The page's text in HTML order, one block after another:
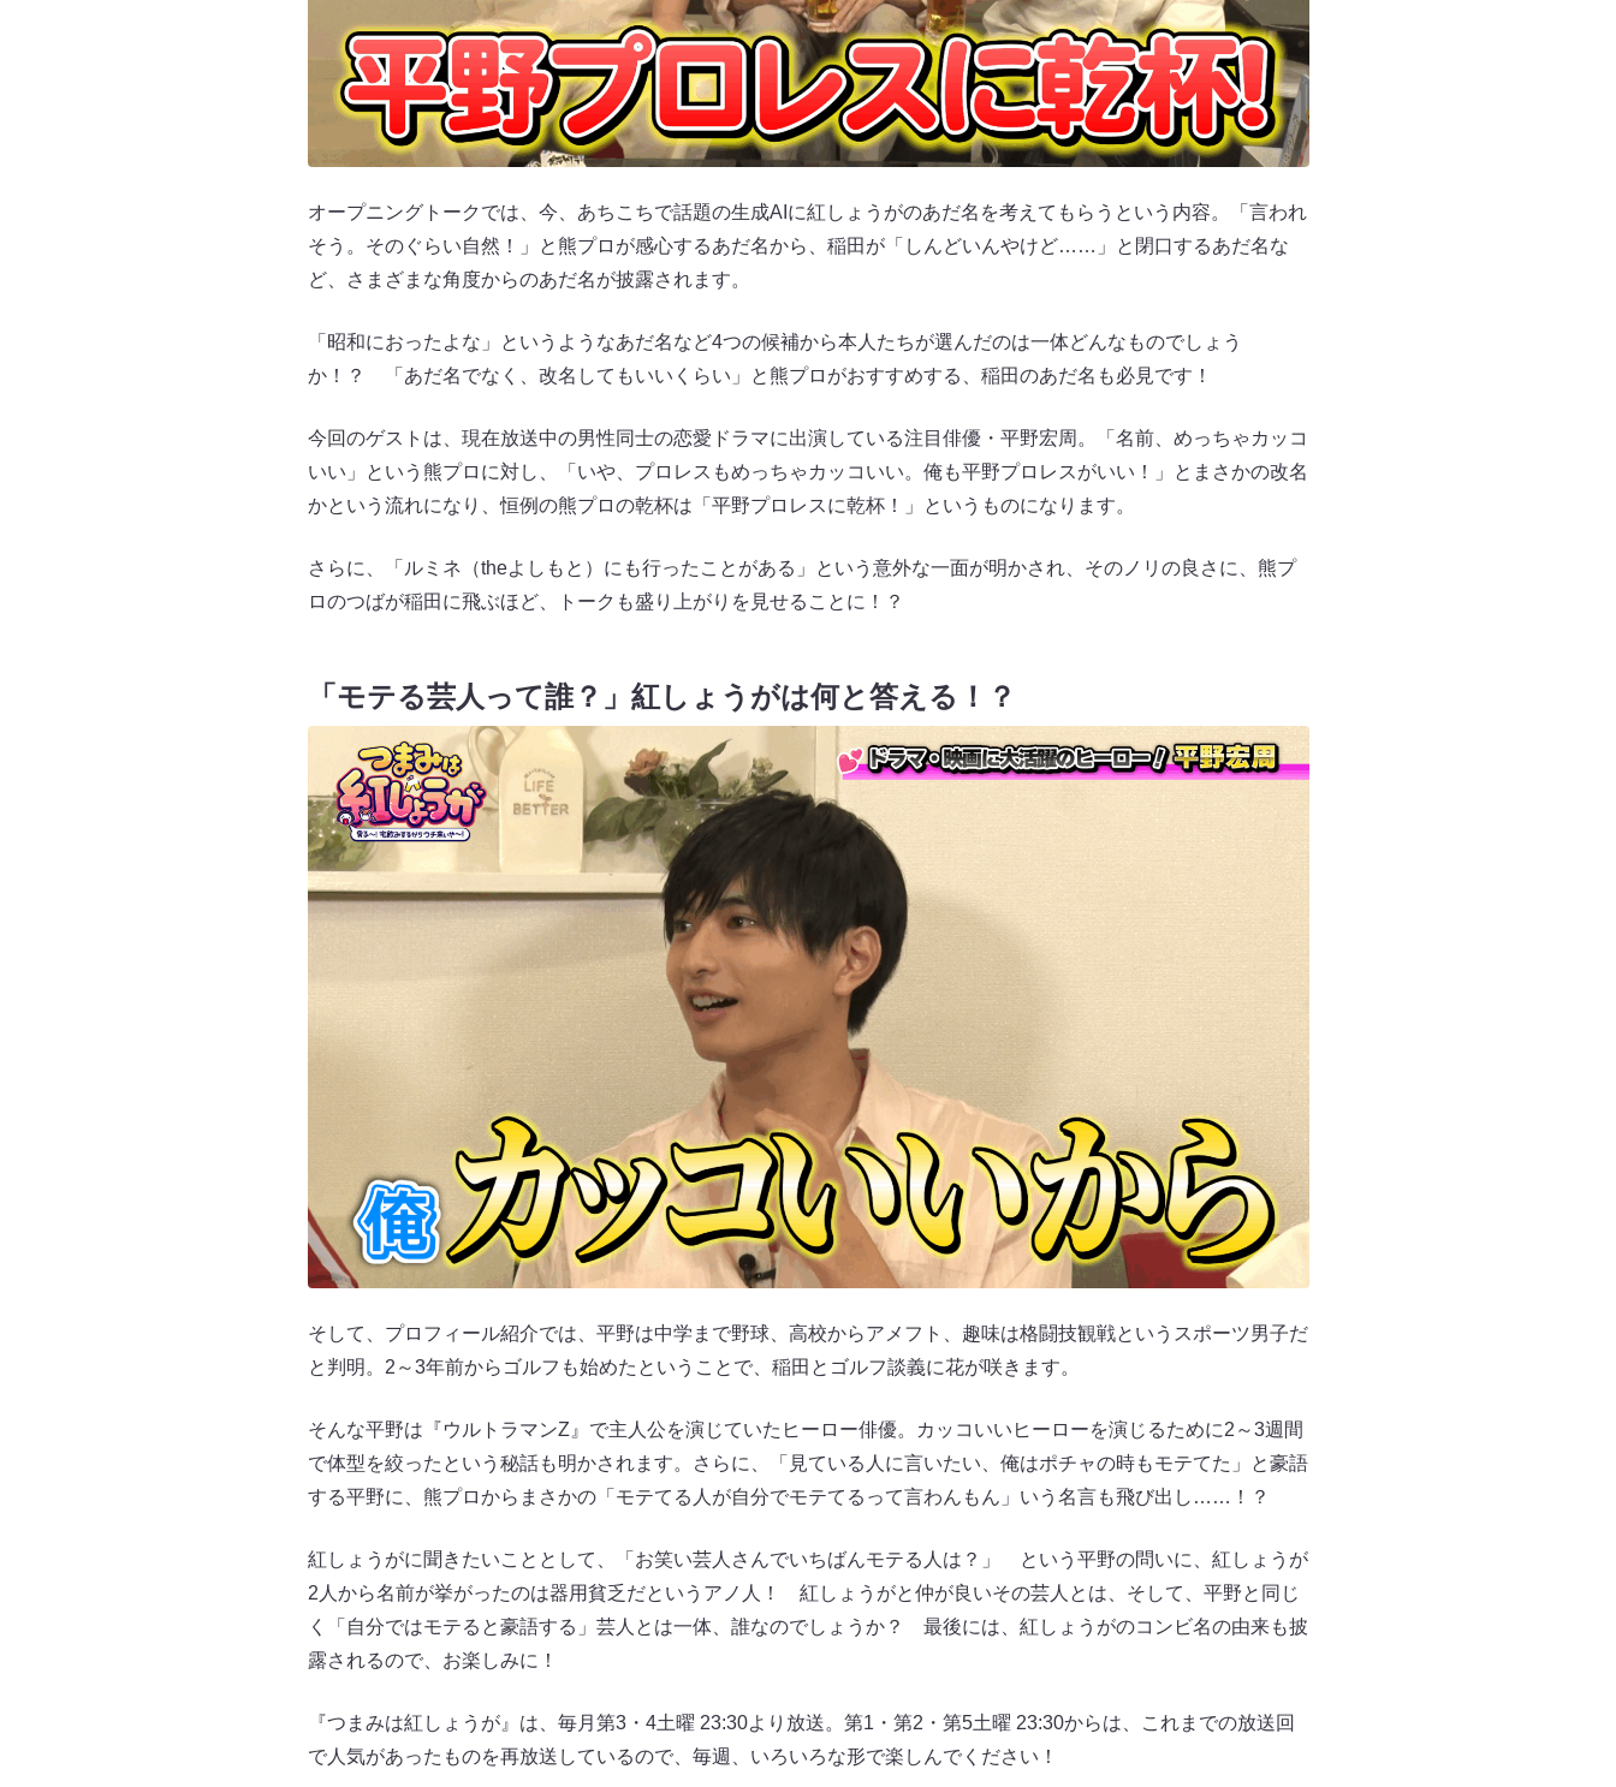
オープニングトークでは、今、あちこちで話題の生成AIに紅しょうがのあだ名を考えてもらうという内容。「言われ
そう。そのぐらい自然！」と熊プロが感心するあだ名から、稲田が「しんどいんやけど……」と閉口するあだ名な
ど、さまざまな角度からのあだ名が披露されます。
「昭和におったよな」というようなあだ名など4つの候補から本人たちが選んだのは一体どんなものでしょう
か！？ 「あだ名でなく、改名してもいいくらい」と熊プロがおすすめする、稲田のあだ名も必見です！
今回のゲストは、現在放送中の男性同士の恋愛ドラマに出演している注目俳優・平野宏周。「名前、めっちゃカッコ
いい」という熊プロに対し、「いや、プロレスもめっちゃカッコいい。俺も平野プロレスがいい！」とまさかの改名
かという流れになり、恒例の熊プロの乾杯は「平野プロレスに乾杯！」というものになります。
さらに、「ルミネ（theよしもと）にも行ったことがある」という意外な一面が明かされ、そのノリの良さに、熊プ
ロのつばが稲田に飛ぶほど、トークも盛り上がりを見せることに！？
「モテる芸人って誰？」紅しょうがは何と答える！？
そして、プロフィール紹介では、平野は中学まで野球、高校からアメフト、趣味は格闘技観戦というスポーツ男子だ
と判明。2～3年前からゴルフも始めたということで、稲田とゴルフ談義に花が咲きます。
そんな平野は『ウルトラマンZ』で主人公を演じていたヒーロー俳優。カッコいいヒーローを演じるために2～3週間
で体型を絞ったという秘話も明かされます。さらに、「見ている人に言いたい、俺はポチャの時もモテてた」と豪語
する平野に、熊プロからまさかの「モテてる人が自分でモテてるって言わんもん」いう名言も飛び出し……！？
紅しょうがに聞きたいこととして、「お笑い芸人さんでいちばんモテる人は？」 という平野の問いに、紅しょうが
2人から名前が挙がったのは器用貧乏だというアノ人！ 紅しょうがと仲が良いその芸人とは、そして、平野と同じ
く「自分ではモテると豪語する」芸人とは一体、誰なのでしょうか？ 最後には、紅しょうがのコンビ名の由来も披
露されるので、お楽しみに！
『つまみは紅しょうが』は、毎月第3・4土曜 23:30より放送。第1・第2・第5土曜 23:30からは、これまでの放送回
で人気があったものを再放送しているので、毎週、いろいろな形で楽しんでください！